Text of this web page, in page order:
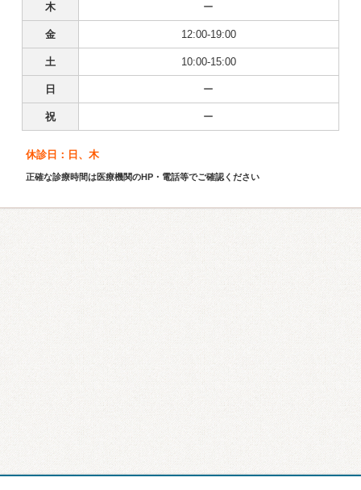
木 ー
金 12:00-19:00
土 10:00-15:00
日 ー
祝 ー
休診日：日、木
正確な診療時間は医療機関のHP・電話等でご確認ください